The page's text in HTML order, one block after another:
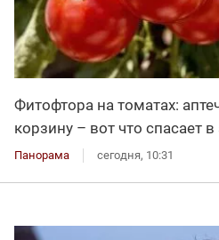
Фитофтора на томатах:
корзину – вот что спасает в
Панорама сегодня, 10:31